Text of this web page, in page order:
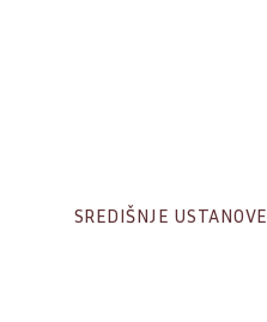
SREDIŠNJE USTANOVE